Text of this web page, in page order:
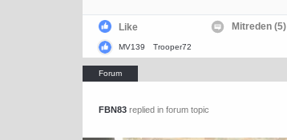
Like
MV139 Trooper72
Mitreden (5)
FBN83 replied in forum topic